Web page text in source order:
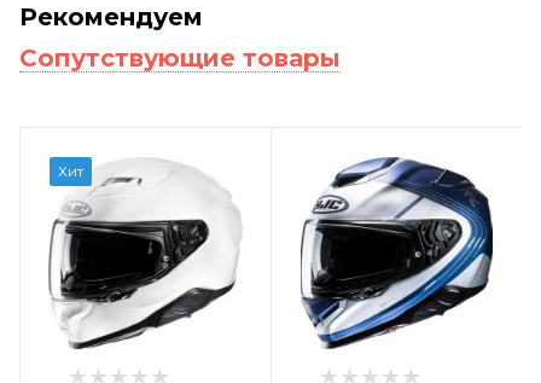
Рекомендуем
Сопутствующие товары
Хит